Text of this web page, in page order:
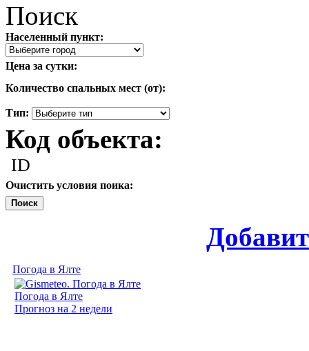
Поиск
Населенный пункт:
Цена за сутки:
Количество спальных мест (от):
Тип:
Код объекта:
ID
Очистить условия поика:
Поиск
Погода в Ялте
Погода в Ялте
Прогноз на 2 недели